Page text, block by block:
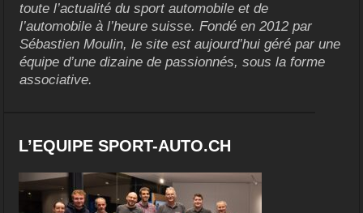
toute l’actualité du sport automobile et de
l’automobile à l’heure suisse. Fondé en 2012 par
Sébastien Moulin, le site est aujourd’hui géré par une
équipe d’une dizaine de passionnés, sous la forme
associative.
L’EQUIPE SPORT-AUTO.CH